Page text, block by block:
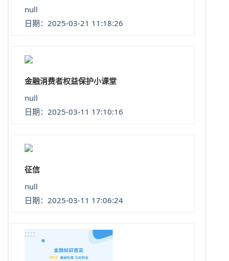
null
日期：2025-03-21 11:18:26
金融消费者权益保护小课堂
null
日期：2025-03-11 17:10:16
征信
null
日期：2025-03-11 17:06:24